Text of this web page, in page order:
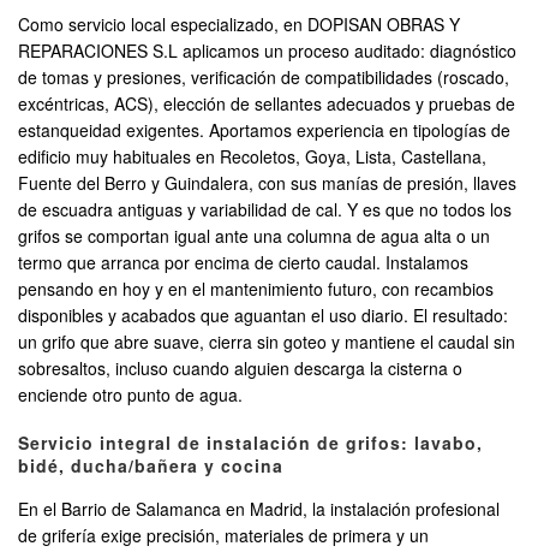
Como servicio local especializado, en DOPISAN OBRAS Y
REPARACIONES S.L aplicamos un proceso auditado: diagnóstico
de tomas y presiones, verificación de compatibilidades (roscado,
excéntricas, ACS), elección de sellantes adecuados y pruebas de
estanqueidad exigentes. Aportamos experiencia en tipologías de
edificio muy habituales en Recoletos, Goya, Lista, Castellana,
Fuente del Berro y Guindalera, con sus manías de presión, llaves
de escuadra antiguas y variabilidad de cal. Y es que no todos los
grifos se comportan igual ante una columna de agua alta o un
termo que arranca por encima de cierto caudal. Instalamos
pensando en hoy y en el mantenimiento futuro, con recambios
disponibles y acabados que aguantan el uso diario. El resultado:
un grifo que abre suave, cierra sin goteo y mantiene el caudal sin
sobresaltos, incluso cuando alguien descarga la cisterna o
enciende otro punto de agua.
Servicio integral de instalación de grifos: lavabo,
bidé, ducha/bañera y cocina
En el Barrio de Salamanca en Madrid, la instalación profesional
de grifería exige precisión, materiales de primera y un